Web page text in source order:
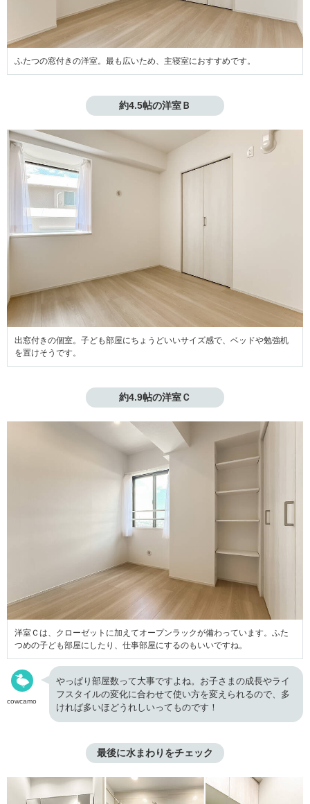
ふたつの窓付きの洋室。最も広いため、主寝室におすすめです。
約4.5帖の洋室Ｂ
出窓付きの個室。子ども部屋にちょうどいいサイズ感で、ベッドや勉強机
を置けそうです。
約4.9帖の洋室Ｃ
洋室Ｃは、クローゼットに加えてオープンラックが備わっています。ふた
つめの子ども部屋にしたり、仕事部屋にするのもいいですね。
cowcamo
やっぱり部屋数って大事ですよね。お子さまの成長やライ
フスタイルの変化に合わせて使い方を変えられるので、多
ければ多いほどうれしいってものです！
最後に水まわりをチェック